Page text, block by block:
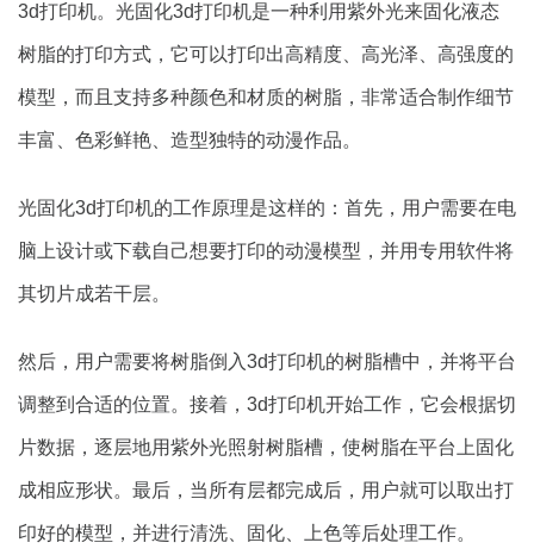
3d打印机。光固化3d打印机是一种利用紫外光来固化液态
树脂的打印方式，它可以打印出高精度、高光泽、高强度的
模型，而且支持多种颜色和材质的树脂，非常适合制作细节
丰富、色彩鲜艳、造型独特的动漫作品。
光固化3d打印机的工作原理是这样的：首先，用户需要在电
脑上设计或下载自己想要打印的动漫模型，并用专用软件将
其切片成若干层。
然后，用户需要将树脂倒入3d打印机的树脂槽中，并将平台
调整到合适的位置。接着，3d打印机开始工作，它会根据切
片数据，逐层地用紫外光照射树脂槽，使树脂在平台上固化
成相应形状。最后，当所有层都完成后，用户就可以取出打
印好的模型，并进行清洗、固化、上色等后处理工作。